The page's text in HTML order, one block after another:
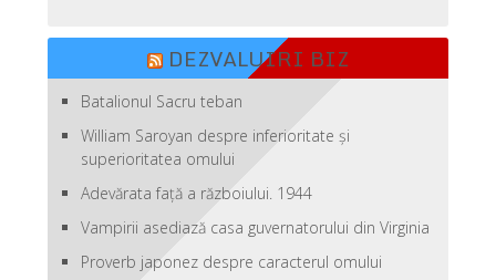
DEZVALUIRI BIZ
Batalionul Sacru teban
William Saroyan despre inferioritate şi
superioritatea omului
Adevărata față a războiului. 1944
Vampirii asediază casa guvernatorului din Virginia
Proverb japonez despre caracterul omului